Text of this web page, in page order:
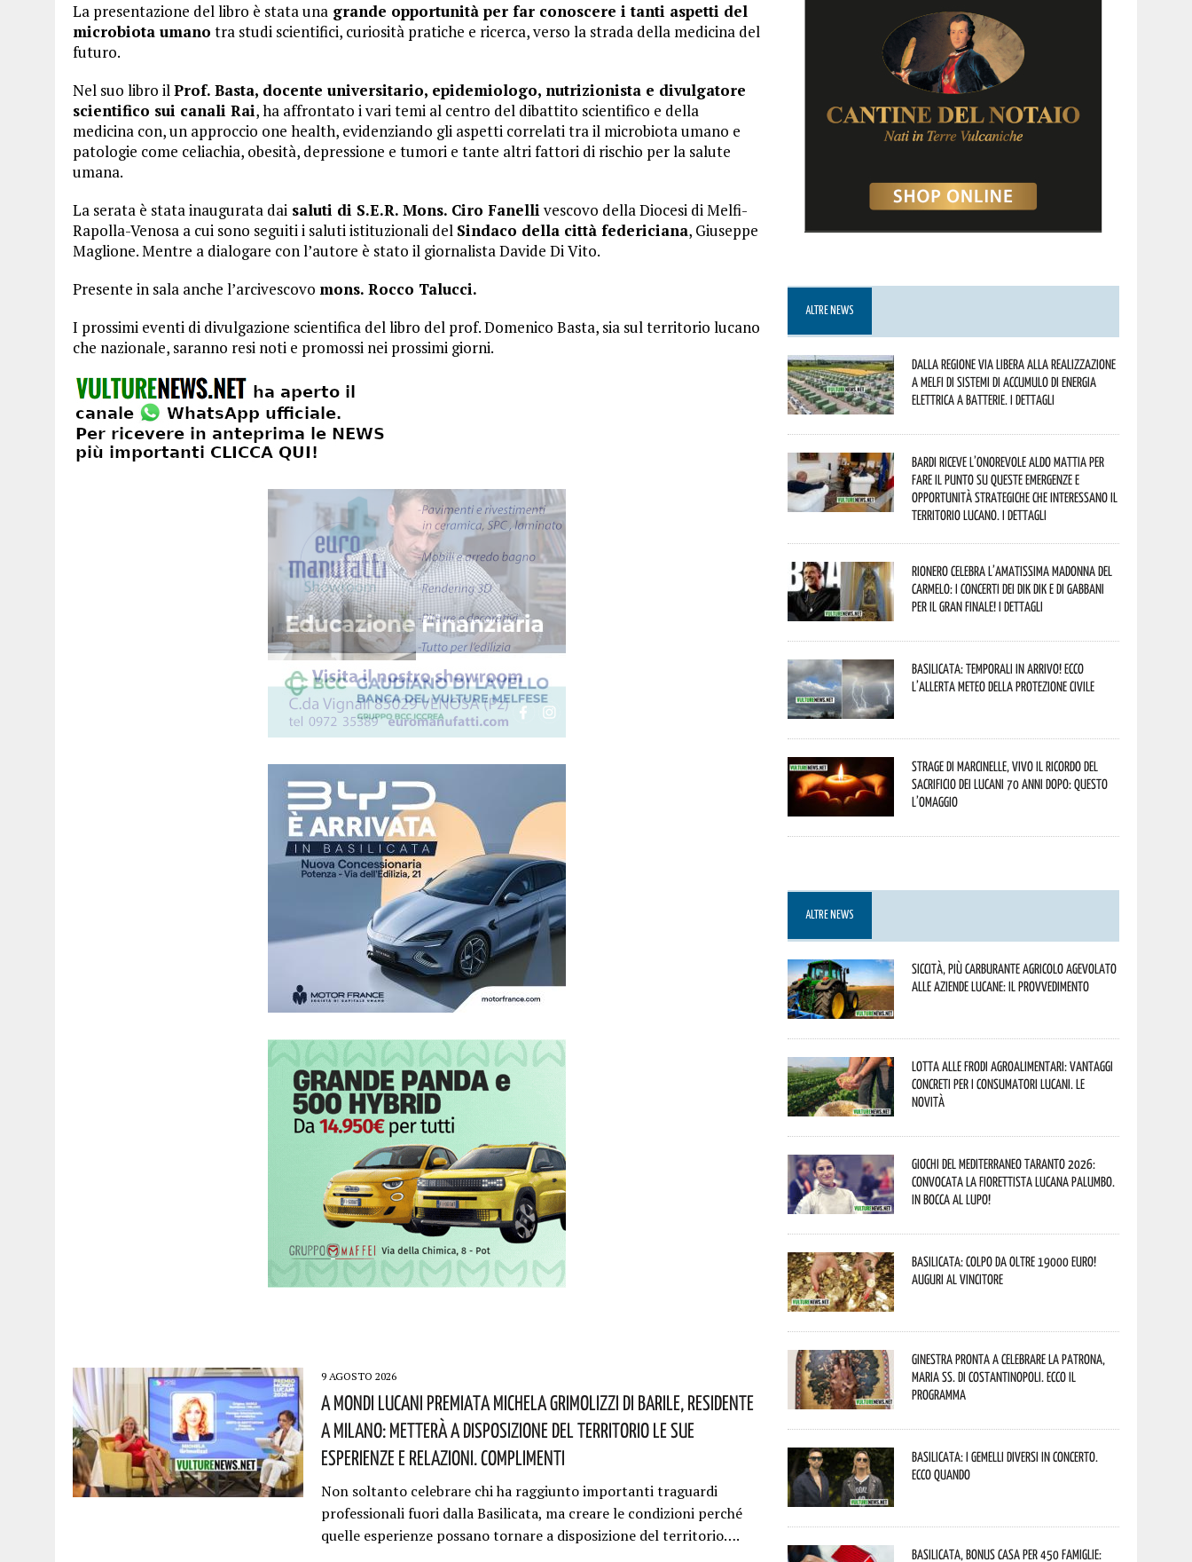
La presentazione del libro è stata una grande opportunità per far conoscere i tanti aspetti del
microbiota umano tra studi scientifici, curiosità pratiche e ricerca, verso la strada della medicina del
futuro.
Nel suo libro ilProf. Basta, docente universitario, epidemiologo, nutrizionista e divulgatore
scientifico sui canali Rai, ha affrontato i vari temi al centro del dibattito scientifico e della
medicina con, un approccio one health, evidenziando gli aspetti correlati tra il microbiota umano e
patologie come celiachia, obesità, depressione e tumori e tante altri fattori di rischio per la salute
umana.
La serata è stata inaugurata dai saluti di S.E.R. Mons. Ciro Fanelli vescovo della Diocesi di Melfi-
Rapolla-Venosa a cui sono seguiti i saluti istituzionali del Sindaco della città federiciana, Giuseppe
Maglione. Mentre a dialogare con l’autore è stato il giornalista Davide Di Vito.
Presente in sala anche l’arcivescovo mons. Rocco Talucci.
I prossimi eventi di divulgazione scientifica del libro del prof. Domenico Basta, sia sul territorio lucano
che nazionale, saranno resi noti e promossi nei prossimi giorni.
9 AGOSTO 2026
A Mondi Lucani Premiata Michela Grimolizzi Di Barile, Residente
A Milano: Metterà A Disposizione Del Territorio Le Sue
Esperienze E Relazioni. Complimenti
Non soltanto celebrare chi ha raggiunto importanti traguardi
professionali fuori dalla Basilicata, ma creare le condizioni perché
quelle esperienze possano tornare a disposizione del territorio….
ALTRE NEWS
Dalla Regione via libera alla realizzazione
a Melfi di sistemi di accumulo di energia
elettrica a batterie. I dettagli
Bardi riceve l’onorevole Aldo Mattia per
fare il punto su queste emergenze e
opportunità strategiche che interessano il
territorio lucano. I dettagli
Rionero celebra l’amatissima Madonna del
Carmelo: i concerti dei DIK DIK e di Gabbani
per il gran finale! I dettagli
Basilicata: temporali in arrivo! Ecco
l’allerta meteo della Protezione civile
Strage di Marcinelle, vivo il ricordo del
sacrificio dei lucani 70 anni dopo: questo
l’omaggio
ALTRE NEWS
Siccità, più carburante agricolo agevolato
alle aziende lucane: il provvedimento
Lotta alle frodi agroalimentari: vantaggi
concreti per i consumatori lucani. Le
novità
Giochi del Mediterraneo Taranto 2026:
convocata la fiorettista lucana Palumbo.
In bocca al lupo!
Basilicata: colpo da oltre 19000 Euro!
Auguri al vincitore
Ginestra pronta a celebrare la Patrona,
Maria SS. di Costantinopoli. Ecco il
programma
Basilicata: i Gemelli DiVersi in concerto.
Ecco quando
Basilicata, Bonus casa per 450 famiglie: